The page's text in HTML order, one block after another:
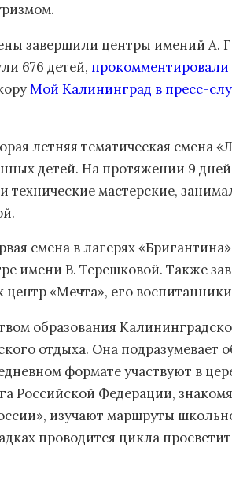
завершили центры имений А.
676 детей, прокомментировали
Мой Калининград в пресс-
летняя тематическая смена
детей. На протяжении 9
технические мастерские,
смена в лагерях
имени В. Терешковой. Также
«Мечта», его
образования
отдыха. Она подразумевает
формате участвуют в
Российской Федерации,
изучают маршруты
проводится цикла